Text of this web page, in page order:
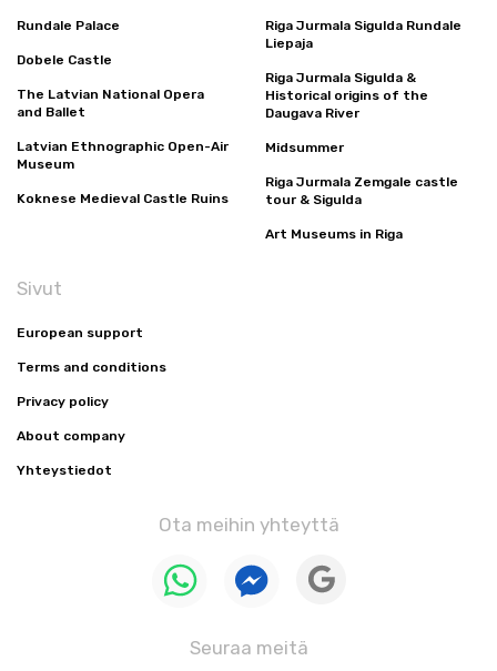
Rundale Palace
Dobele Castle
The Latvian National Opera
and Ballet
Latvian Ethnographic Open-Air
Museum
Koknese Medieval Castle Ruins
Riga Jurmala Sigulda Rundale
Liepaja
Riga Jurmala Sigulda &
Historical origins of the
Daugava River
Midsummer
Riga Jurmala Zemgale castle
tour & Sigulda
Art Museums in Riga
Sivut
European support
Terms and conditions
Privacy policy
About company
Yhteystiedot
Ota meihin yhteyttä
Seuraa meitä